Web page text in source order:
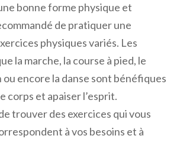
bonne forme physique et
de pratiquer une
physiques variés. Les
la marche, la course à pied, le
ou encore la danse sont bénéfiques
corps et apaiser l’esprit.
trouver des exercices qui vous
à vos besoins et à